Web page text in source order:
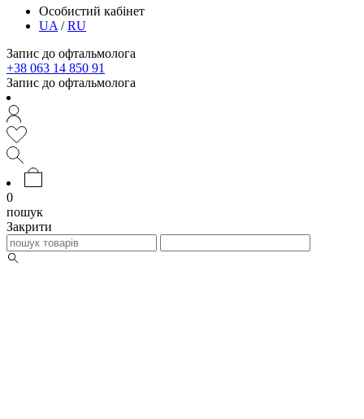
Особистий кабінет
UA /RU
Запис до офтальмолога
+38 063 14 850 91
Запис до офтальмолога
0
пошук
Закрити